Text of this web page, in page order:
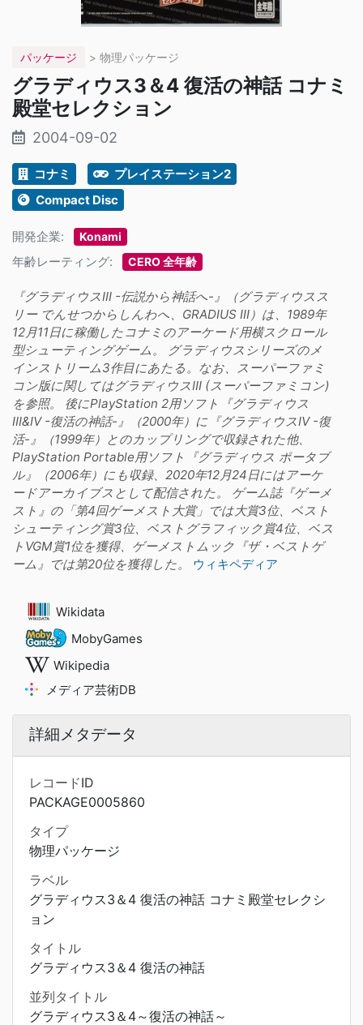
パッケージ > 物理パッケージ
グラディウス3＆4 復活の神話 コナミ
殿堂セレクション
2004-09-02
コナミ
プレイステーション2
Compact Disc
開発企業: Konami
年齢レーティング: CERO 全年齢
『グラディウスIII -伝説から神話へ-』（グラディウスス
リー でんせつからしんわへ、GRADIUS III）は、1989年
12月11日に稼働したコナミのアーケード用横スクロール
型シューティングゲーム。 グラディウスシリーズのメ
インストリーム3作目にあたる。なお、スーパーファミ
コン版に関してはグラディウスIII (スーパーファミコン)
を参照。 後にPlayStation 2用ソフト『グラディウス
III&IV -復活の神話-』（2000年）に『グラディウスIV -復
活-』（1999年）とのカップリングで収録された他、
PlayStation Portable用ソフト『グラディウス ポータブ
ル』（2006年）にも収録、2020年12月24日にはアーケ
ードアーカイブスとして配信された。 ゲーム誌『ゲーメ
スト』の「第4回ゲーメスト大賞」では大賞3位、ベスト
シューティング賞3位、ベストグラフィック賞4位、ベス
トVGM賞1位を獲得、ゲーメストムック『ザ・ベストゲ
ーム』では第20位を獲得した。
ウィキペディア
Wikidata
MobyGames
Wikipedia
メディア芸術DB
詳細メタデータ
レコードID
PACKAGE0005860
タイプ
物理パッケージ
ラベル
グラディウス3＆4 復活の神話 コナミ殿堂セレクシ
ョン
タイトル
グラディウス3＆4 復活の神話
並列タイトル
グラディウス3＆4～復活の神話～